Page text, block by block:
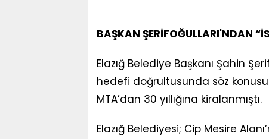
BAŞKAN ŞERİFOĞULLARI'NDAN
Elazığ Belediye Başkanı Şahin
hedefi doğrultusunda söz konusu
MTA’dan 30 yıllığına kiralanmıştı.
Elazığ Belediyesi; Cip Mesire